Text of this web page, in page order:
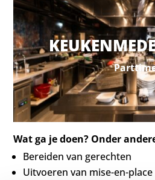
Wat ga je doen? Onder
Bereiden van gerechten
Uitvoeren van mise-en-place